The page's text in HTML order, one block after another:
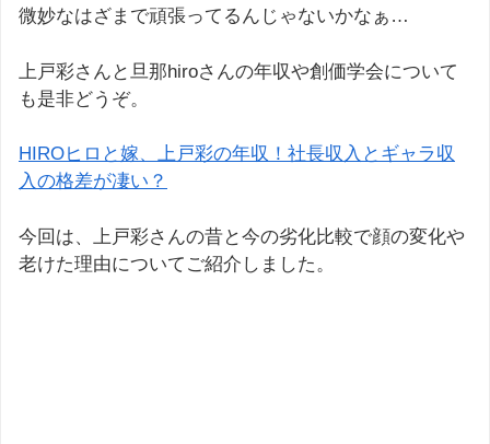
微妙なはざまで頑張ってるんじゃないかなぁ…
上戸彩さんと旦那hiroさんの年収や創価学会について
も是非どうぞ。
HIROヒロと嫁、上戸彩の年収！社長収入とギャラ収
入の格差が凄い？
今回は、上戸彩さんの昔と今の劣化比較で顔の変化や
老けた理由についてご紹介しました。